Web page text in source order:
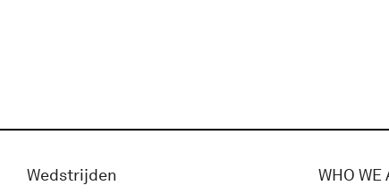
Wedstrijden
WHO WE